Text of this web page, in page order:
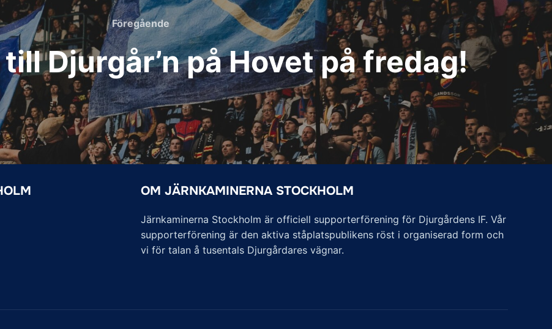
Föregående
Föregående
Djurgår’n på Hovet på fredag!
OM JÄRNKAMINERNA STOCKHOLM
Järnkaminerna Stockholm är officiell supporterförening för Djurgårdens IF. Vår
supporterförening är den aktiva ståplatspublikens röst i organiserad form och
vi för talan å tusentals Djurgårdares vägnar.